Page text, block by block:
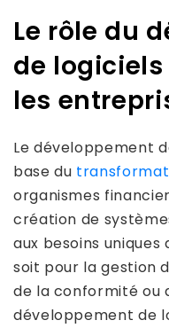
Le rôle du
de
les
Le développement
base du
organismes
création de
aux besoins
soit pour la gestion
de la conformité ou
développement de